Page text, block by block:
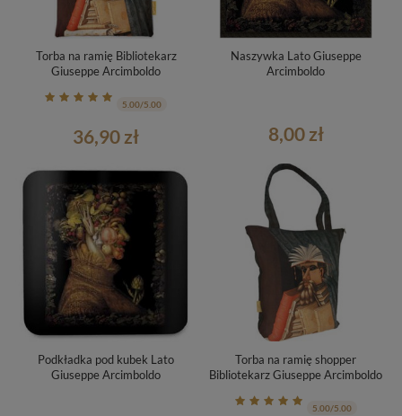
Torba na ramię Bibliotekarz
Giuseppe Arcimboldo
5.00/5.00
36,90 zł
Naszywka Lato Giuseppe
Arcimboldo
8,00 zł
Podkładka pod kubek Lato
Giuseppe Arcimboldo
Torba na ramię shopper
Bibliotekarz Giuseppe Arcimboldo
5.00/5.00